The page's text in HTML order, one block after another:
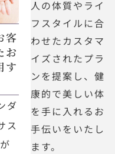
客
お
す
ダ
ス
人の体質やライ
フスタイルに合
わせたカスタマ
イズされたプラ
ンを提案し、健
康的で美しい体
を手に入れるお
手伝いをいたし
ます。